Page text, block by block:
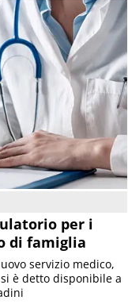
per i
di famiglia
servizio medico,
è detto disponibile a